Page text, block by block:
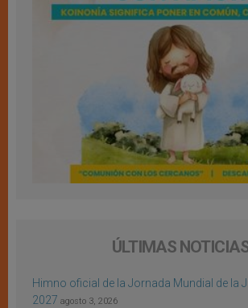
ÚLTIMAS
Himno oficial de la Jornada Mundial de la
2027 agosto 3, 2026